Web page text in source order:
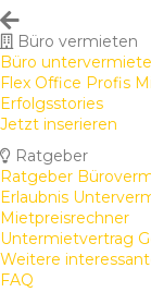
Büro vermieten
Büro
Flex Office Profis
Erfolgsstories
Jetzt inserieren
Ratgeber
Ratgeber
Erlaubnis
Mietpreisrechner
Untermietvertrag
Weitere
FAQ